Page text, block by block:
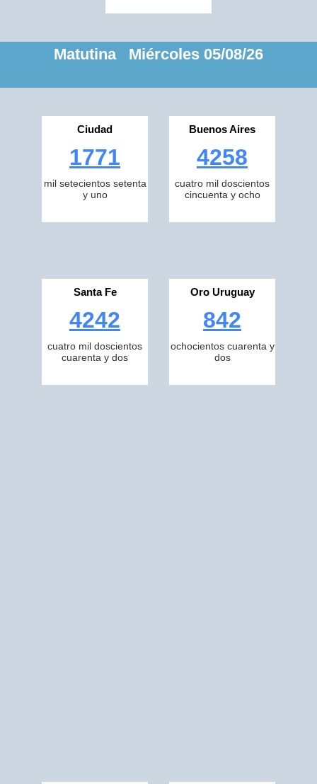
Matutina Miércoles 05/08/26
Ciudad
1771
mil setecientos setenta
y uno
Buenos Aires
4258
cuatro mil doscientos
cincuenta y ocho
Santa Fe
4242
cuatro mil doscientos
cuarenta y dos
Oro Uruguay
842
ochocientos cuarenta y
dos